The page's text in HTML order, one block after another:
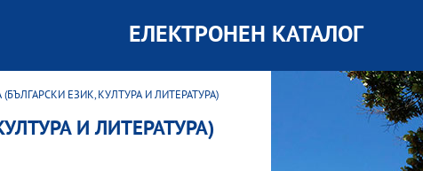
ЕЛЕКТРОНЕН КАТАЛОГ
(БЪЛГАРСКИ ЕЗИК, КУЛТУРА И ЛИТЕРАТУРА)
И ЛИТЕРАТУРА)